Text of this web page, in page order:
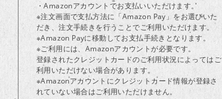
・Amazonアカウントでお支払いいただけます。
※注文画面で支払方法に「Amazon Pay」をお選びいた
だき、注文手続きを行うことでご利用いただけます。
※Amazon Payに移動してお支払手続きとなります。
※ご利用には、Amazonアカウントが必要です。
登録されたクレジットカードのご利用状況によってはご
利用いただけない場合があります。
※Amazonアカウントにクレジットカード情報が登録さ
れていない場合はご利用いただけません。